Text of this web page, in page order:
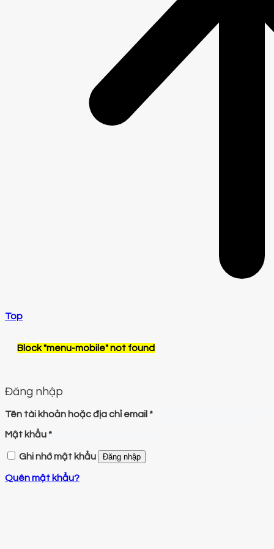
Top
Block"menu-mobile"not found
Đăng nhập
Tên tài khoản hoặc địa chỉ email *
Mật khẩu*
Ghi nhớ mật khẩu Đăng nhập
Quên mật khẩu?